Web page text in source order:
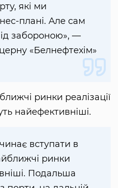
які ми
плані. Але сам
забороною», —
«Белнефтехім»
ринки реалізації
найефективніші.
вступати в
ринки
Подальша